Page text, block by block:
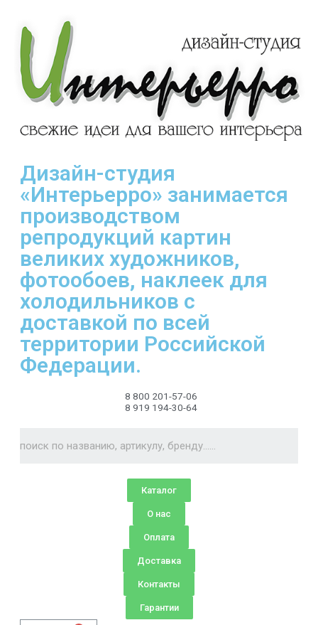
Дизайн-студия
«Интерьерро» занимается
производством
репродукций картин
великих художников,
фотообоев, наклеек для
холодильников с
доставкой по всей
территории Российской
Федерации.
8 800 201-57-06
8 919 194-30-64
Каталог
О нас
Оплата
Доставка
Контакты
Гарантии